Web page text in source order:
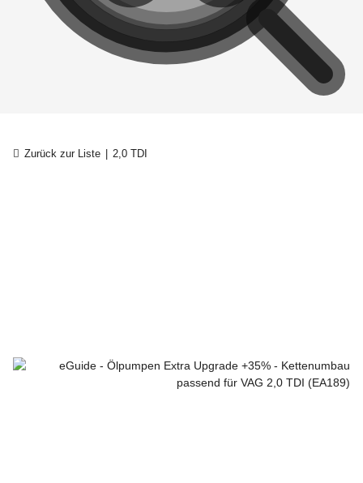
Zurück zur Liste 2,0 TDI